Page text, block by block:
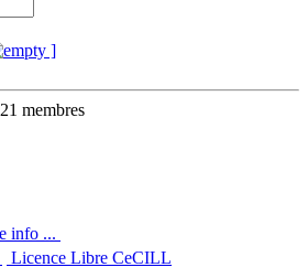
]
21 membres
Licence Libre CeCILL